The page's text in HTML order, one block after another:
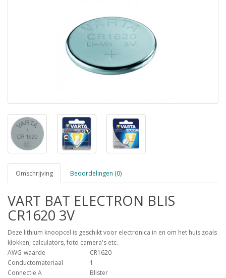
Omschrijving Beoordelingen (0)
VART BAT ELECTRON BLIS
CR1620 3V
Deze lithium knoopcel is geschikt voor electronica in en om het huis zoals
klokken, calculators, foto camera's etc.
AWG-waarde
CR1620
Conductomateriaal
1
Connectie A
Blister